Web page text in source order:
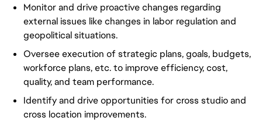
Monitor and drive proactive changes regarding
external issues like changes in labor regulation and
geopolitical situations.
Oversee execution of strategic plans, goals, budgets,
workforce plans, etc. to improve efficiency, cost,
quality, and team performance.
Identify and drive opportunities for cross studio and
cross location improvements.